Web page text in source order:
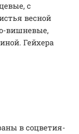
с
весной
вишневые,
Гейхера
в соцветия-